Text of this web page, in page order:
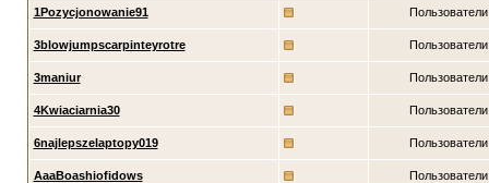
1Pozycjonowanie91 Пользователи
3blowjumpscarpinteyrotre Пользователи
3maniur Пользователи
4Kwiaciarnia30 Пользователи
6najlepszelaptopy019 Пользователи
AaaBoashiofidows Пользователи